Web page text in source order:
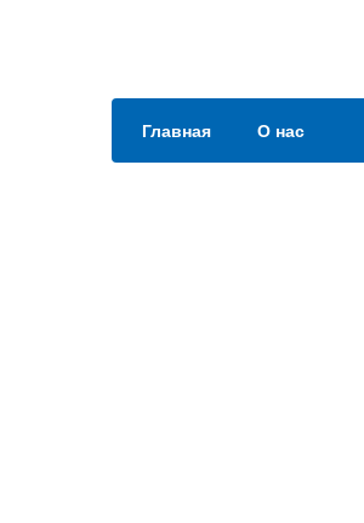
Главная О нас